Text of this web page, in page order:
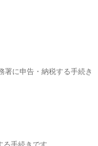
に申告・納税する手続き